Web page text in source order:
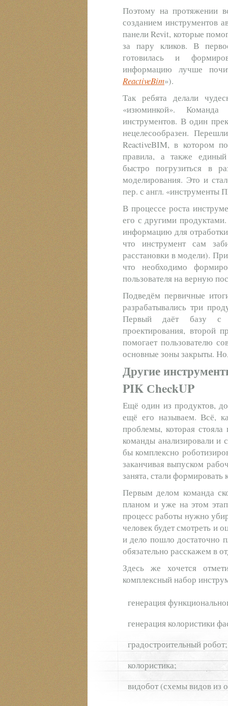
Поэтому на протяжении
созданием инструментов
панели Revit, которые
за пару кликов. В
готовилась и
информацию лучше
ReactiveBim»).
Так ребята делали
«изюминкой». Команда
инструментов. В один
нецелесообразен.
ReactiveBIM, в котором
правила, а также
быстро погрузиться в
моделирования. Это и
пер. с англ.
В процессе роста
его с другими
информацию для
что инструмент сам
расстановки в модели).
что необходимо
пользователя на верную
Подведём первичные
разрабатывались три
Первый даёт базу с
проектирования, второй
помогает пользователю
основные зоны закрыты.
Другие
PIK СheckUP
Ещё один из продуктов,
ещё его называем. Всё,
проблемы, которая
команды анализировали и
бы комплексно
заканчивая выпуском
занята, стали
Первым делом команда
планом и уже на этом
процесс работы нужно
человек будет смотреть и
и дело пошло достаточно
обязательно расскажем в
Здесь же хочется
комплексный набор
генерация
генерация колористики
градостроительный робот;
колористика;
видобот (схемы видов из